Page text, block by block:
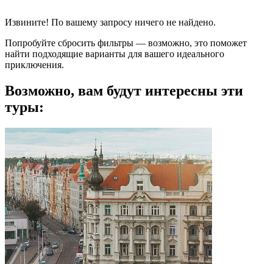
Извините! По вашему запросу ничего не найдено.
Попробуйте сбросить фильтры — возможно, это поможет
найти подходящие варианты для вашего идеального
приключения.
Возможно, вам будут интересны эти
туры: